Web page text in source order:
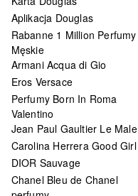
Aplikacja Douglas
Rabanne 1 Million Perfumy
Męskie
Armani Acqua di Gio
Eros Versace
Perfumy Born In Roma
Valentino
Jean Paul Gaultier Le Male
Carolina Herrera Good Girl
DIOR Sauvage
Chanel Bleu de Chanel